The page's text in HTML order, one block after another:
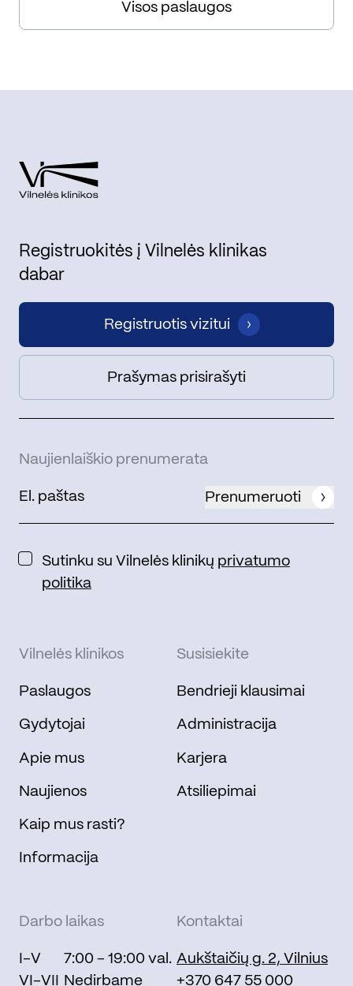
Visos paslaugos
Registruokitės į Vilnelės klinikas
dabar
Registruotis vizitui
Prašymas prisirašyti
Naujienlaiškio prenumerata
Prenumeruoti
Sutinku su Vilnelės klinikų privatumo
politika
Vilnelės klinikos
Paslaugos
Gydytojai
Apie mus
Naujienos
Kaip mus rasti?
Informacija
Susisiekite
Bendrieji klausimai
Administracija
Karjera
Atsiliepimai
Darbo laikas
I-V
7:00 - 19:00 val.
VI-VII
Nedirbame
Kontaktai
Aukštaičių g. 2, Vilnius
+370 647 55 000